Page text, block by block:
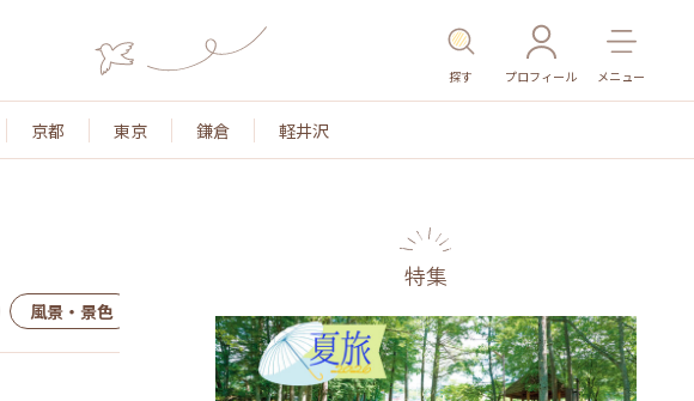
探す プロフィール メニュー
京都 東京 鎌倉 軽井沢
風景・景色 名所・旧跡 温泉・スパ その他施設 ごはん
特集